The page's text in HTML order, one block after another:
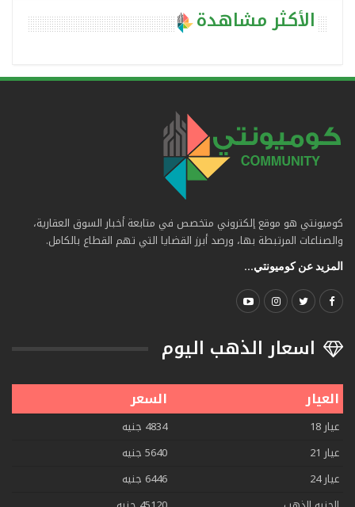
الأكثر مشاهدة
كوميونتي هو موقع إلكتروني متخصص في متابعة أخبار السوق العقارية،
والصناعات المرتبطة بها، ورصد أبرز القضايا التي تهم القطاع بالكامل.
المزيد عن كوميونتي...
اسعار الذهب اليوم
العيار السعر
عيار 18
4834 جنيه
عيار 21
5640 جنيه
عيار 24
6446 جنيه